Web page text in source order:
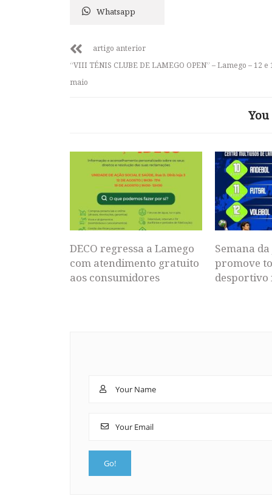
Whatsapp
artigo anterior
“VIII TÉNIS CLUBE DE LAMEGO OPEN” – Lamego – 12 e
maio
DECO regressa a Lamego
com atendimento gratuito
aos consumidores
Semana
promove